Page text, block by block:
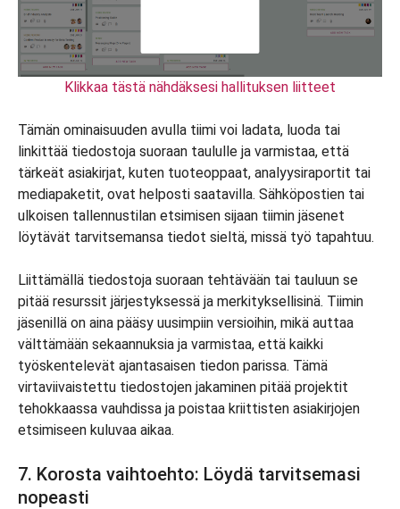
Klikkaa tästä nähdäksesi hallituksen liitteet
Tämän ominaisuuden avulla tiimi voi ladata, luoda tai
linkittää tiedostoja suoraan taululle ja varmistaa, että
tärkeät asiakirjat, kuten tuoteoppaat, analyysiraportit tai
mediapaketit, ovat helposti saatavilla. Sähköpostien tai
ulkoisen tallennustilan etsimisen sijaan tiimin jäsenet
löytävät tarvitsemansa tiedot sieltä, missä työ tapahtuu.
Liittämällä tiedostoja suoraan tehtävään tai tauluun se
pitää resurssit järjestyksessä ja merkityksellisinä. Tiimin
jäsenillä on aina pääsy uusimpiin versioihin, mikä auttaa
välttämään sekaannuksia ja varmistaa, että kaikki
työskentelevät ajantasaisen tiedon parissa. Tämä
virtaviivaistettu tiedostojen jakaminen pitää projektit
tehokkaassa vauhdissa ja poistaa kriittisten asiakirjojen
etsimiseen kuluvaa aikaa.
7. Korosta vaihtoehto: Löydä tarvitsemasi
nopeasti